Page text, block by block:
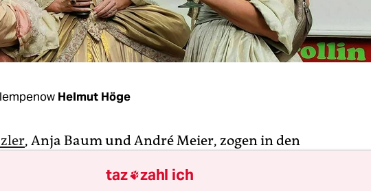
Helmut Höge
, Anja Baum und André Meier, zogen in den
Meier bekam 2020 die Möglichkeit, im Schloss von
taz zahl ich